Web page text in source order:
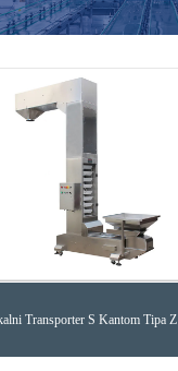
Transporter S Kantom Tipa Z